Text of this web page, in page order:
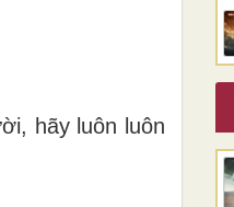
hãy luôn luôn